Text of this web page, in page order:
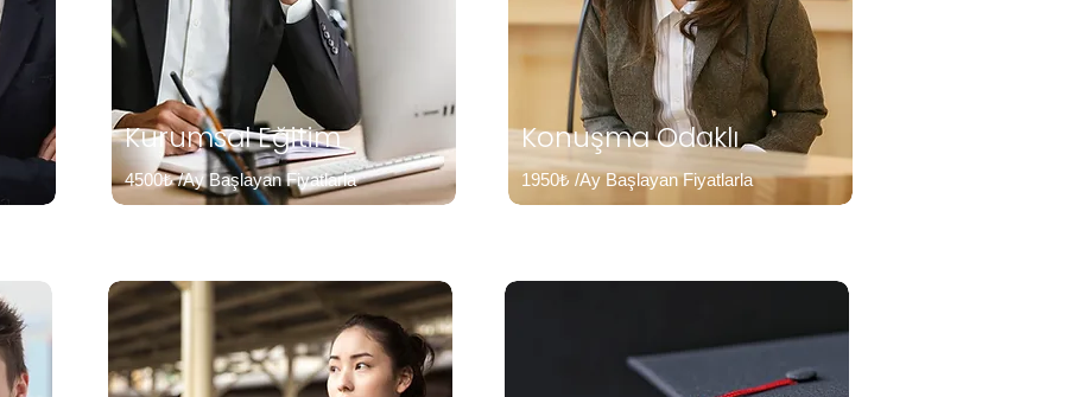
Kurumsal Eğitim
4500₺ /Ay Başlayan Fiyatlarla
Konuşma Odaklı
1950₺ /Ay Başlayan Fiyatlarla